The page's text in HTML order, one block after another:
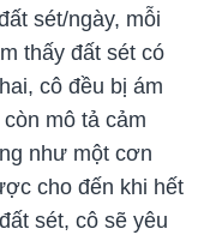
sét/ngày, mỗi
thấy đất sét có
cô đều bị ám
mô tả cảm
như một cơn
cho đến khi hết
sét, cô sẽ yêu